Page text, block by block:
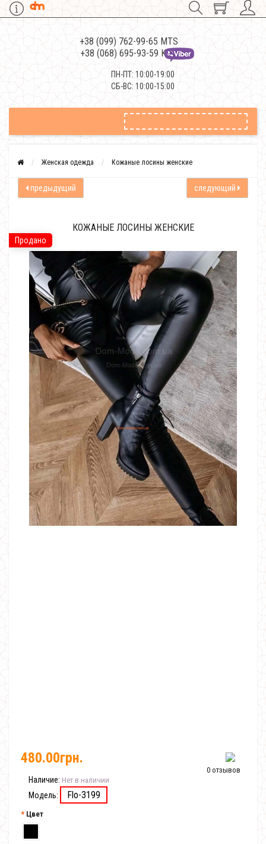
+38 (099) 762-99-65 MTS
+38 (068) 695-93-59 Kievstar
ПН-ПТ: 10:00-19:00
СБ-ВС: 10:00-15:00
Женская одежда Кожаные лосины женские
предыдущий следующий
Продано
КОЖАНЫЕ ЛОСИНЫ ЖЕНСКИЕ
0 отзывов
480.00грн.
Наличие: Нет в наличии
Модель: Flo-3199
Цвет